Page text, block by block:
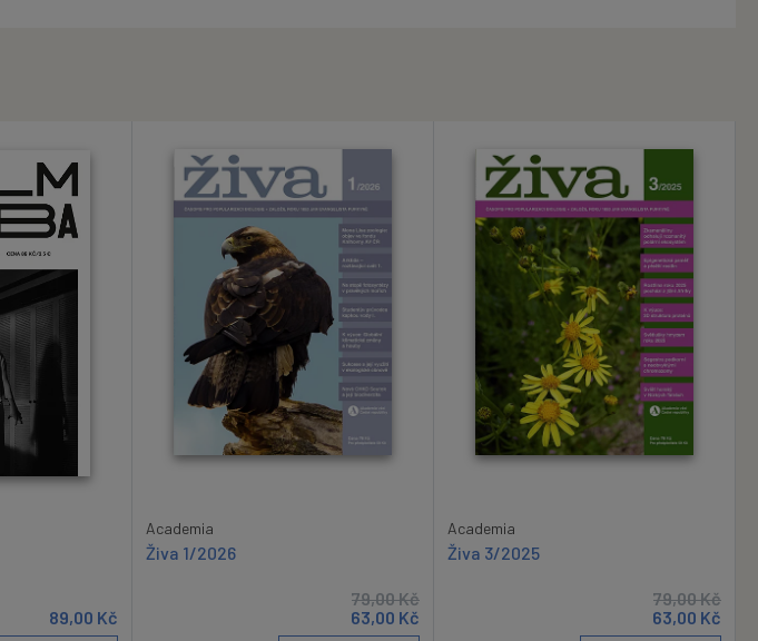
89,00 Kč
Academia
Živa 1/2026
79,00Kč
63,00 Kč
Academia
Živa 3/2025
79,00Kč
63,00 Kč